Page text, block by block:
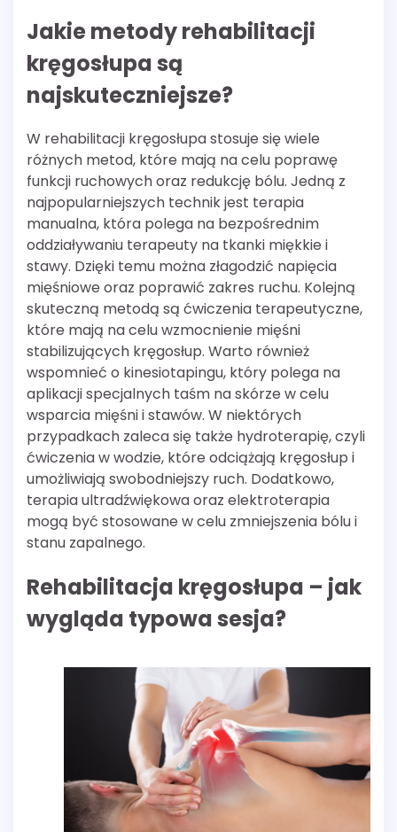
Jakie metody rehabilitacji
kręgosłupa są
najskuteczniejsze?
W rehabilitacji kręgosłupa stosuje się wiele
różnych metod, które mają na celu poprawę
funkcji ruchowych oraz redukcję bólu. Jedną z
najpopularniejszych technik jest terapia
manualna, która polega na bezpośrednim
oddziaływaniu terapeuty na tkanki miękkie i
stawy. Dzięki temu można złagodzić napięcia
mięśniowe oraz poprawić zakres ruchu. Kolejną
skuteczną metodą są ćwiczenia terapeutyczne,
które mają na celu wzmocnienie mięśni
stabilizujących kręgosłup. Warto również
wspomnieć o kinesiotapingu, który polega na
aplikacji specjalnych taśm na skórze w celu
wsparcia mięśni i stawów. W niektórych
przypadkach zaleca się także hydroterapię, czyli
ćwiczenia w wodzie, które odciążają kręgosłup i
umożliwiają swobodniejszy ruch. Dodatkowo,
terapia ultradźwiękowa oraz elektroterapia
mogą być stosowane w celu zmniejszenia bólu i
stanu zapalnego.
Rehabilitacja kręgosłupa – jak
wygląda typowa sesja?